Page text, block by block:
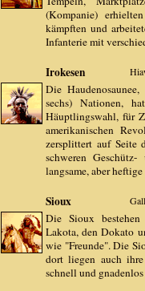
(Kompanie)
kämpften und
Infanterie mit
Irokesen
Die
sechs) Nationen,
Häuptlingswahl, für
amerikanischen
zersplittert auf Seite
schweren
langsame, aber
Sioux Gall
Die Sioux bestehen
Lakota, den Dokato
wie "Freunde". Die
dort liegen auch
schnell und